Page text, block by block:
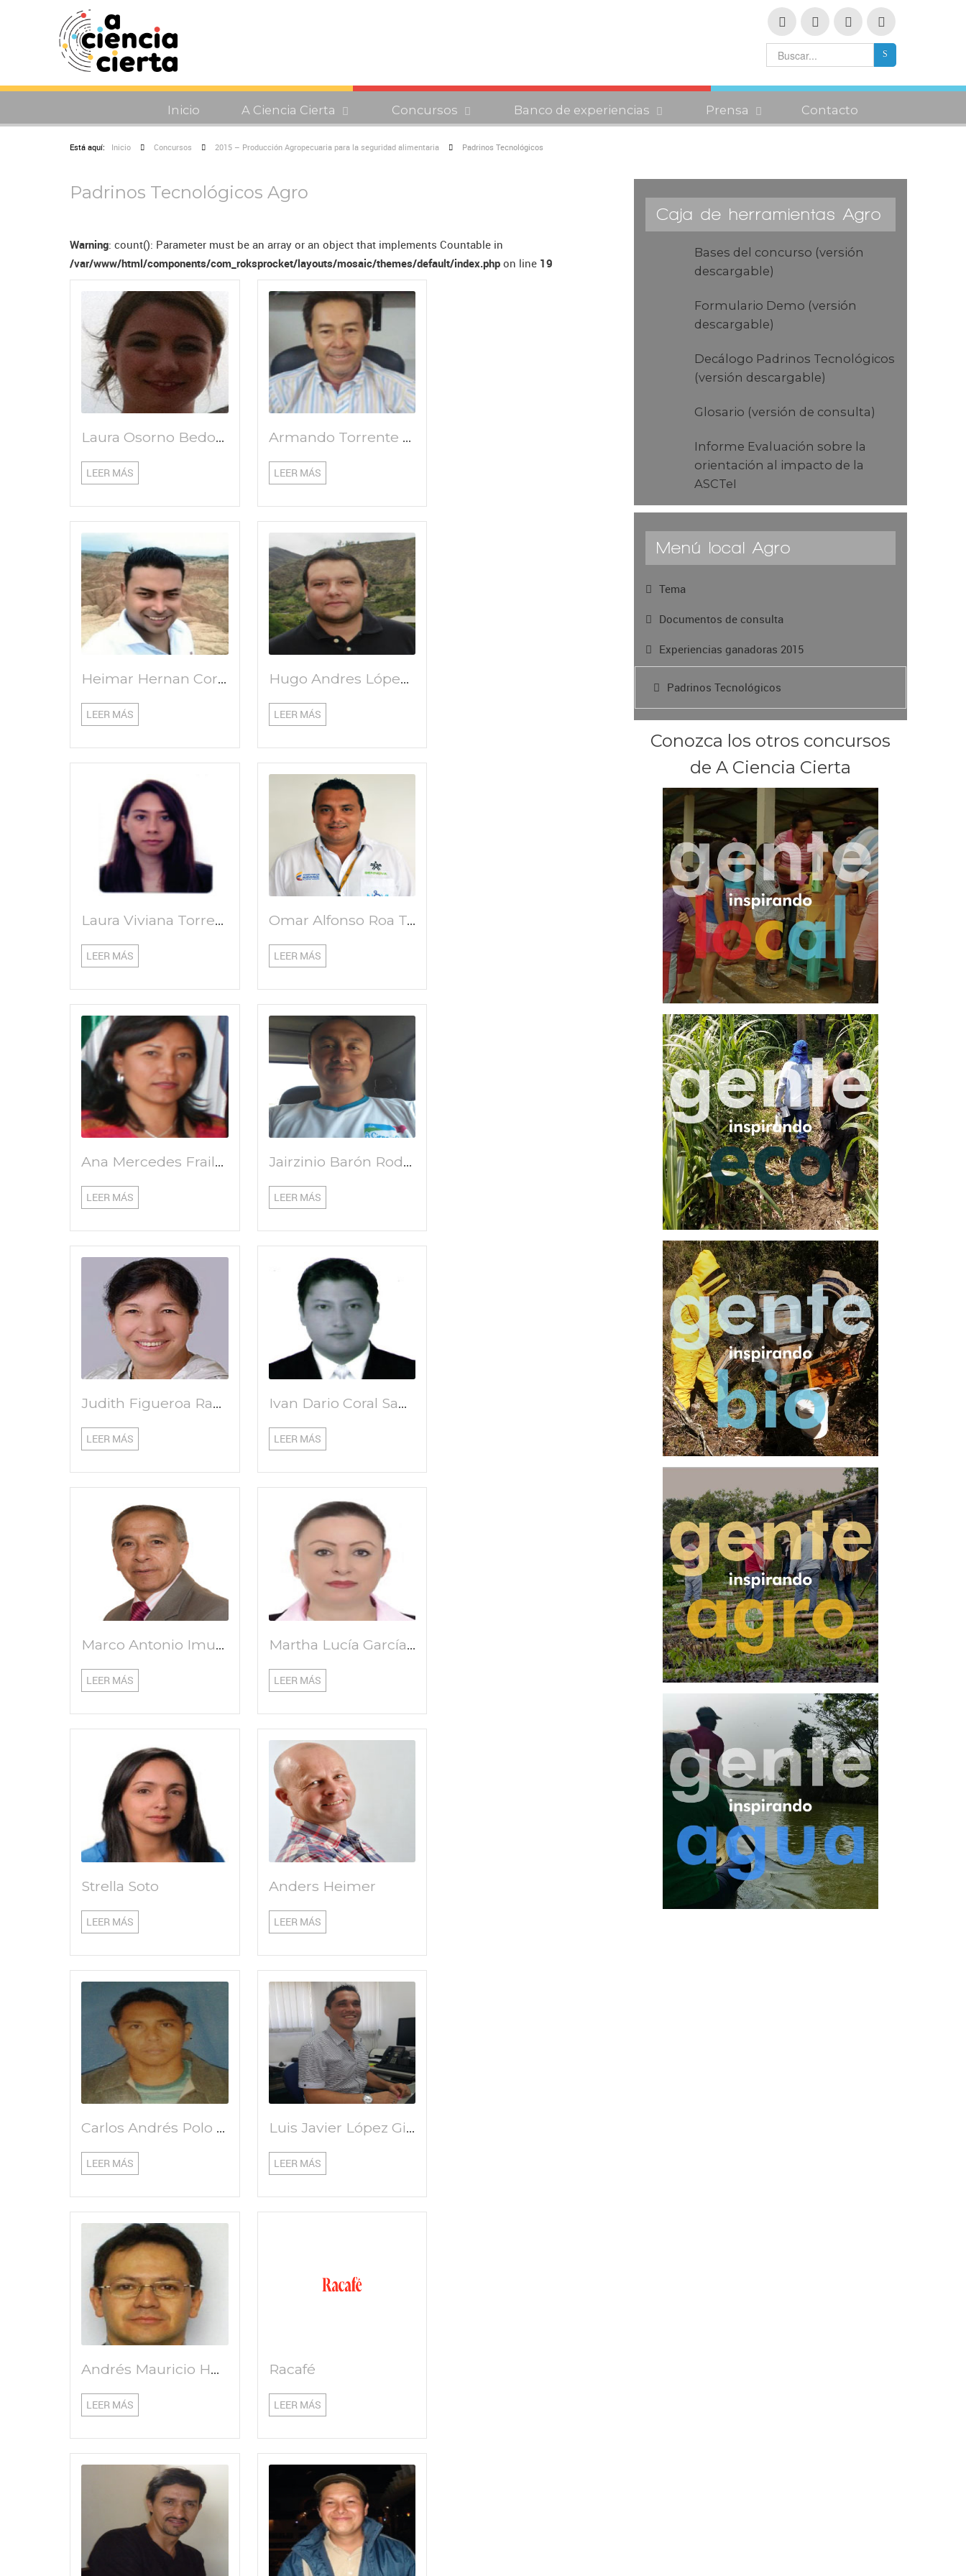
Inicio A Ciencia Cierta Concursos Banco de experiencias Prensa Contacto
Está aquí: Inicio Concursos 2015 – Producción Agropecuaria para la seguridad alimentaria Padrinos Tecnológicos
Padrinos Tecnológicos Agro
Warning: count(): Parameter must be an array or an object that implements Countable in
/var/www/html/components/com_roksprocket/layouts/mosaic/themes/default/index.php on line 19
Laura Osorno Bedoya
LEER MÁS
Armando Torrente Trujillo
LEER MÁS
Heimar Hernan Coroando Hernandez
LEER MÁS
Hugo Andres López Fisco
LEER MÁS
Laura Viviana Torrente Trujillo
LEER MÁS
Omar Alfonso Roa Torres
LEER MÁS
Ana Mercedes Fraile Benítez
LEER MÁS
Jairzinio Barón Rodríguez
LEER MÁS
Judith Figueroa Ramírez
LEER MÁS
Ivan Dario Coral Santander
LEER MÁS
Marco Antonio Imues Figueroa
LEER MÁS
Martha Lucía García Londoño
LEER MÁS
Strella Soto
LEER MÁS
Anders Heimer
LEER MÁS
Carlos Andrés Polo Arroyo
LEER MÁS
Luis Javier López Giraldo
LEER MÁS
Andrés Mauricio Hurtado
LEER MÁS
Racafé
LEER MÁS
Caja de herramientas Agro
Bases del concurso (versión
descargable)
Formulario Demo (versión
descargable)
Decálogo Padrinos Tecnológicos
(versión descargable)
Glosario (versión de consulta)
Informe Evaluación sobre la
orientación al impacto de la
ASCTeI
Menú local Agro
Tema
Documentos de consulta
Experiencias ganadoras 2015
Padrinos Tecnológicos
Conozca los otros concursos
de A Ciencia Cierta